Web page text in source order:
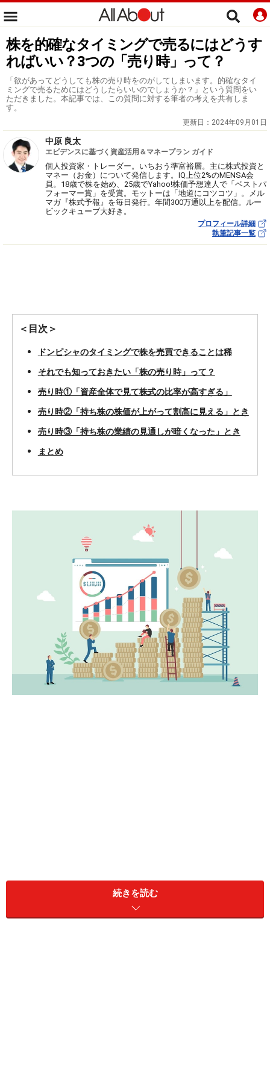
株を的確なタイミングで売るにはどうす
ればいい？3つの「売り時」って？
「欲があってどうしても株の売り時をのがしてしまいます。的確なタイ
ミングで売るためにはどうしたらいいのでしょうか？」という質問をい
ただきました。本記事では、この質問に対する筆者の考えを共有しま
す。
更新日： 2024年09月01日
中原 良太
エビデンスに基づく資産活用＆マネープラン ガイド
個人投資家・トレーダー。いちおう準富裕層。主に株式投資と
マネー（お金）について発信します。IQ上位2%のMENSA会
員。18歳で株を始め、25歳でYahoo!株価予想達人で「ベストパ
フォーマー賞」を受賞。モットーは「地道にコツコツ」。メル
マガ『株式予報』を毎日発行。年間300万通以上を配信。ルー
ビックキューブ大好き。
プロフィール詳細
執筆記事一覧
＜目次＞
ドンピシャのタイミングで株を売買できることは稀
それでも知っておきたい「株の売り時」って？
売り時①「資産全体で見て株式の比率が高すぎる」
売り時②「持ち株の株価が上がって割高に見える」とき
売り時③「持ち株の業績の見通しが暗くなった」とき
まとめ
「欲があってどうしても株の売り時をのがしてしまいま
す。的確なタイミングで売るためにはどうしたらいいの
続きを読む